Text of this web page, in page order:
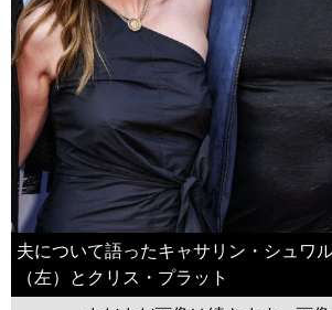
夫について語ったキャサリン・シュワ
（左）とクリス・プラット